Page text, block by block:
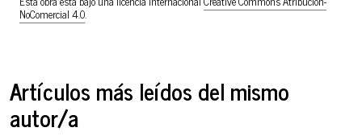
NoComercial 4.0.
Artículos más leídos del mismo
autor/a